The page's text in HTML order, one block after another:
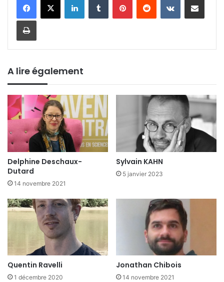
A lire également
Delphine Deschaux-
Dutard
14 novembre 2021
Sylvain KAHN
5 janvier 2023
Quentin Ravelli
1 décembre 2020
Jonathan Chibois
14 novembre 2021